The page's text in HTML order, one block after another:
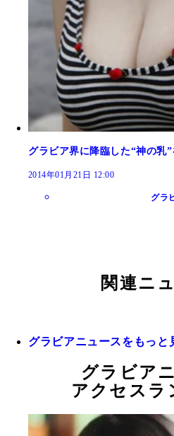
グラビア界に降臨した“神の乳
2014年01月21日 12:00
グラ
関連ニ
グラビアニュースをもっと
グラビア
アクセスラ